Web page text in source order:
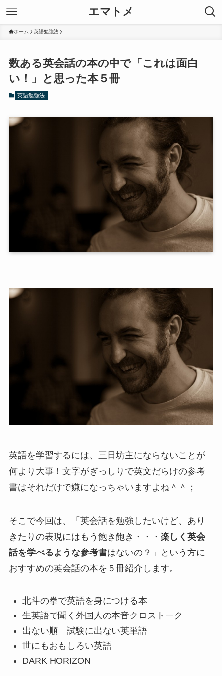
エマトメ
ホーム 英語勉強法
数ある英会話の本の中で「これは面白
い！」と思った本５冊
英語勉強法
英語を学習するには、三日坊主にならないことが
何より大事！文字がぎっしりで英文だらけの参考
書はそれだけで嫌になっちゃいますよね＾＾；
そこで今回は、「英会話を勉強したいけど、あり
きたりの表現にはもう飽き飽き・・・ 楽しく英会
話を学べるような参考書はないの？」という方に
おすすめの英会話の本を５冊紹介します。
北斗の拳で英語を身につける本
生英語で聞く外国人の本音クロストーク
出ない順 試験に出ない英単語
世にもおもしろい英語
DARK HORIZON